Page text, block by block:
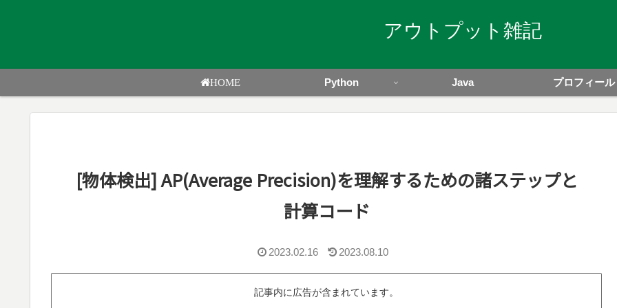
アウトプット雑記
HOME Python Java プロフィール
[物体検出] AP(Average Precision)を理解するための諸ステップと
計算コード
2023.02.16 2023.08.10
記事内に広告が含まれています。